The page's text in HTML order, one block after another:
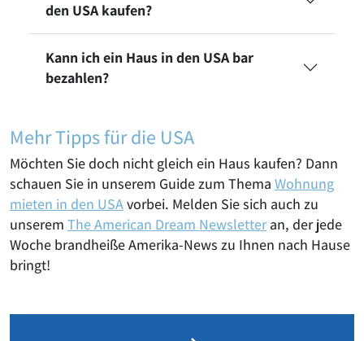
den USA kaufen?
Kann ich ein Haus in den USA bar
bezahlen?
Mehr Tipps für die USA
Möchten Sie doch nicht gleich ein Haus kaufen? Dann
schauen Sie in unserem Guide zum Thema Wohnung
mieten in den USAvorbei. Melden Sie sich auch zu
unserem The American Dream Newsletteran, der jede
Woche brandheiße Amerika-News zu Ihnen nach Hause
bringt!